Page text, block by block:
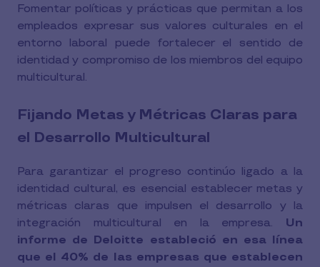
Fomentar políticas y prácticas que permitan a los
empleados expresar sus valores culturales en el
entorno laboral puede fortalecer el sentido de
identidad y compromiso de los miembros del equipo
multicultural.
Fijando Metas y Métricas Claras para
el Desarrollo Multicultural
Para garantizar el progreso continúo ligado a la
identidad cultural, es esencial establecer metas y
métricas claras que impulsen el desarrollo y la
integración multicultural en la empresa. Un
informe de Deloitte estableció en esa línea
que el 40% de las empresas que establecen